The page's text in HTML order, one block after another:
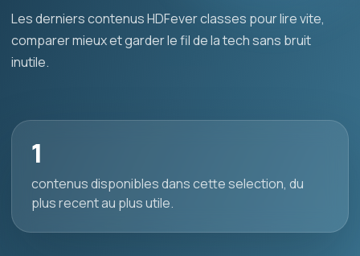
Les derniers contenus HDFever classes pour lire vite,
comparer mieux et garder le fil de la tech sans bruit
inutile.
1
contenus disponibles dans cette selection, du
plus recent au plus utile.